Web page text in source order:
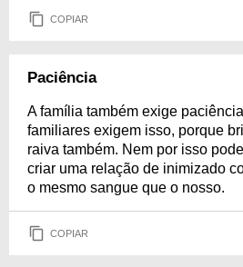
COPIAR
Paciência
A família também exige
familiares exigem isso, porque
raiva também. Nem por isso
criar uma relação de inimizado
o mesmo sangue que o nosso.
COPIAR